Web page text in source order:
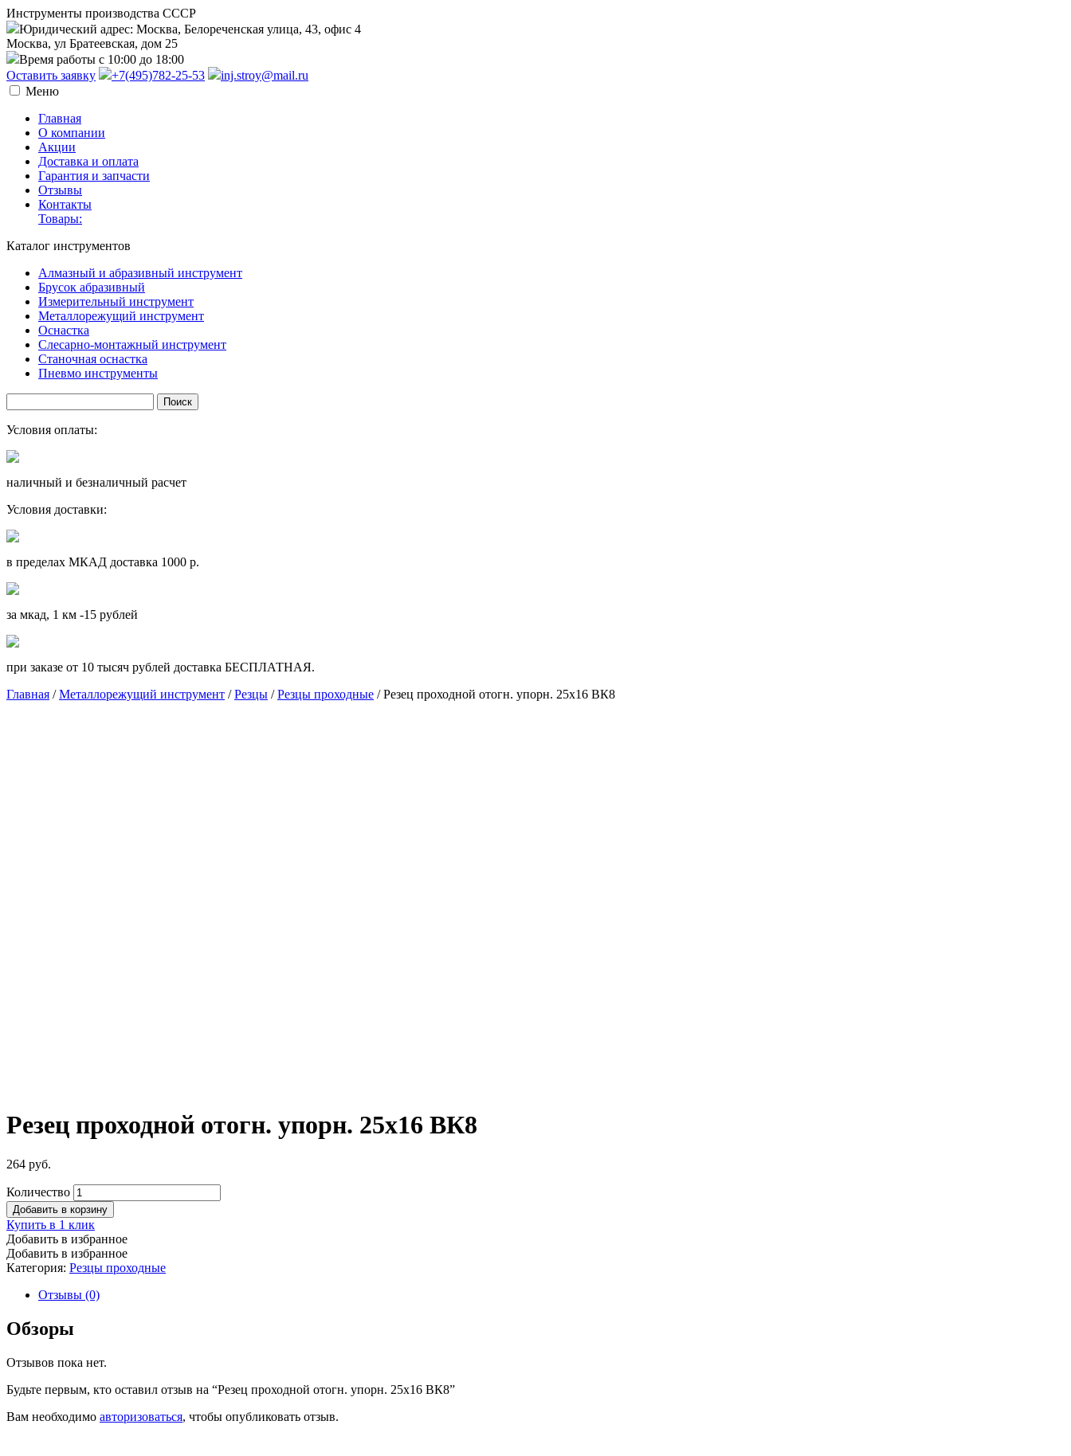
Инструменты производства СССР
Юридический адрес: Москва, Белореченская улица, 43, офис 4
Москва, ул Братеевская, дом 25
Время работы с 10:00 до 18:00
Оставить заявку
+7(495)782-25-53
inj.stroy@mail.ru
Меню
Главная
О компании
Акции
Доставка и оплата
Гарантия и запчасти
Отзывы
Контакты
Товары:
Каталог инструментов
Алмазный и абразивный инструмент
Брусок абразивный
Измерительный инструмент
Металлорежущий инструмент
Оснастка
Слесарно-монтажный инструмент
Станочная оснастка
Пневмо инструменты
Условия оплаты:
наличный и безналичный расчет
Условия доставки:
в пределах МКАД доставка 1000 р.
за мкад, 1 км -15 рублей
при заказе от 10 тысяч рублей доставка БЕСПЛАТНАЯ.
Главная /Металлорежущий инструмент /Резцы /Резцы проходные / Резец проходной отогн. упорн. 25х16 ВК8
Резец проходной отогн. упорн. 25х16 ВК8
264 руб.
Количество
Добавить в корзину
Купить в 1 клик
Добавить в избранное
Добавить в избранное
Категория: Резцы проходные
Отзывы (0)
Обзоры
Отзывов пока нет.
Будьте первым, кто оставил отзыв на “Резец проходной отогн. упорн. 25х16 ВК8”
Вам необходимо авторизоваться, чтобы опубликовать отзыв.